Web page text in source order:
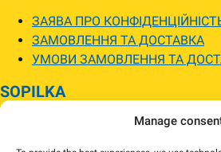
Manage
ЗАЯВА ПРО
ЗАМОВЛЕННЯ ТА ДОСТАВКА
УМОВИ ЗАМОВЛЕННЯ ТА
SOPILKA
МАГАЗИНИ SOPILKA